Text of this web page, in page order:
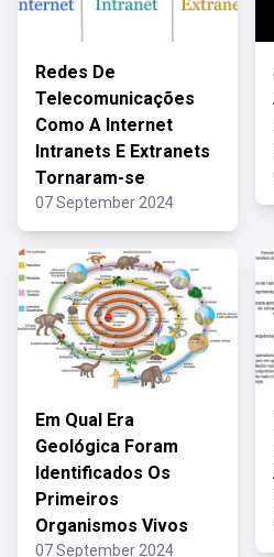
Redes De
Telecomunicações
Como A Internet
Intranets E Extranets
Tornaram-se
07 September 2024
Em Qual Era
Geológica Foram
Identificados Os
Primeiros
Organismos Vivos
07 September 2024